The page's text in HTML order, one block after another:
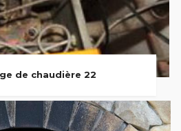
de chaudière 22